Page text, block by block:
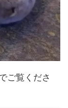
ご覧くださ